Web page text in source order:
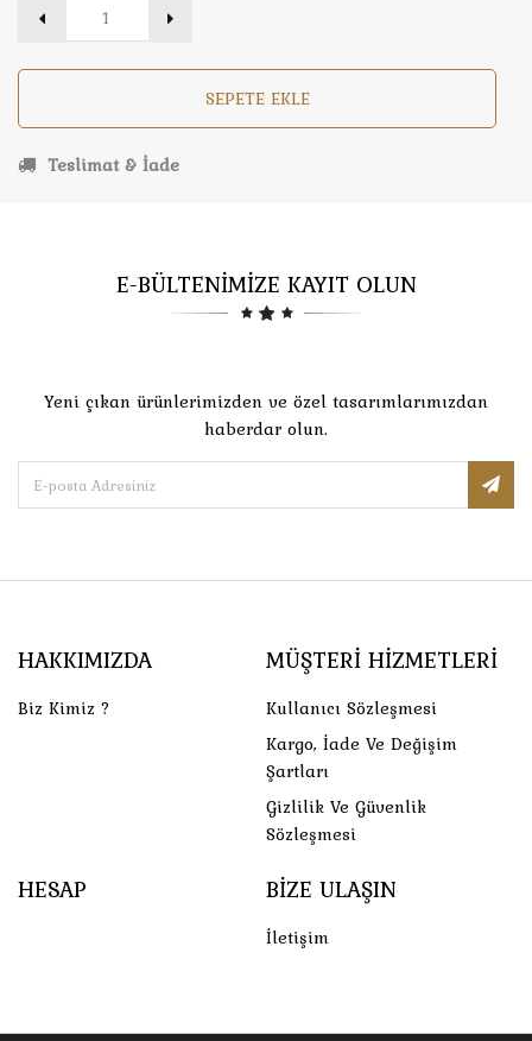
SEPETE EKLE
Teslimat & İade
E-BÜLTENİMİZE KAYIT OLUN
Yeni çıkan ürünlerimizden ve özel tasarımlarımızdan
haberdar olun.
HAKKIMIZDA
Biz Kimiz ?
MÜŞTERI HIZMETLERI
Kullanıcı Sözleşmesi
Kargo, İade Ve Değişim
Şartları
Gizlilik Ve Güvenlik
Sözleşmesi
HESAP BIZE ULAŞIN
İletişim